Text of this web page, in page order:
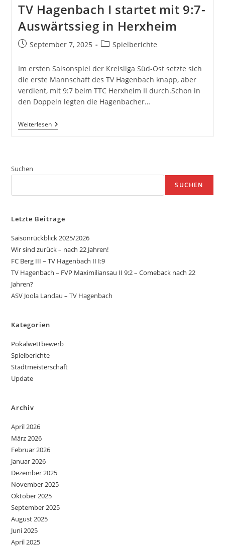
TV Hagenbach I startet mit 9:7-
Auswärtssieg in Herxheim
BeitragSeptember 7, 2025
Beitrags-
Spielberichte
Im ersten Saisonspiel der Kreisliga Süd-Ost setzte sich
die erste Mannschaft des TV Hagenbach knapp, aber
verdient, mit 9:7 beim TTC Herxheim II durch.Schon in
den Doppeln legten die Hagenbacher…
WeiterlesenTV
Hagenbach
Auswärtssieg
Suchen
SUCHEN
Letzte Beiträge
Saisonrückblick 2025/2026
Wir sind zurück – nach 22 Jahren!
FC Berg III – TV Hagenbach II I:9
TV Hagenbach – FVP Maximiliansau II 9:2 – Comeback nach 22
Jahren?
ASV Joola Landau – TV Hagenbach
Kategorien
Pokalwettbewerb
Spielberichte
Stadtmeisterschaft
Update
Archiv
April 2026
März 2026
Februar 2026
Januar 2026
Dezember 2025
November 2025
Oktober 2025
September 2025
August 2025
Juni 2025
April 2025